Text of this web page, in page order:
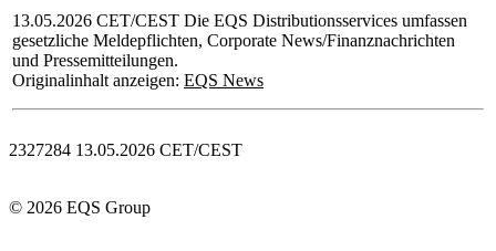
13.05.2026 CET/CEST Die EQS Distributionsservices umfassen
gesetzliche Meldepflichten, Corporate News/Finanznachrichten
und Pressemitteilungen.
Originalinhalt anzeigen: EQS News
2327284 13.05.2026 CET/CEST
© 2026 EQS Group